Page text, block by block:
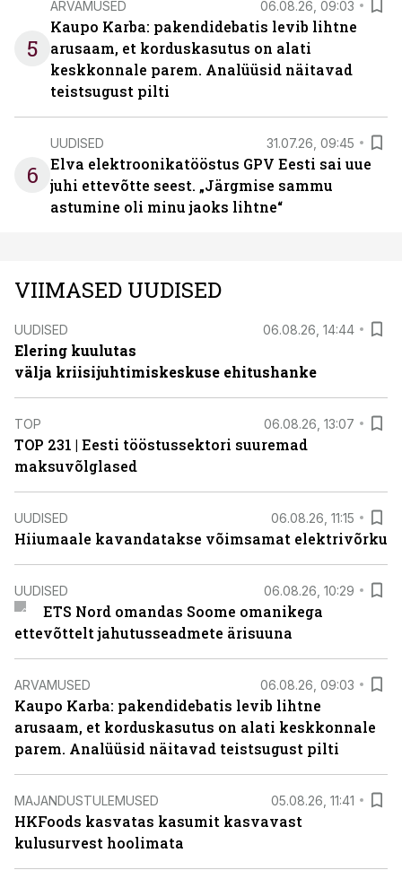
5
ARVAMUSED 06.08.26, 09:03
Kaupo Karba: pakendidebatis levib lihtne
arusaam, et korduskasutus on alati
keskkonnale parem. Analüüsid näitavad
teistsugust pilti
6
UUDISED 31.07.26, 09:45
Elva elektroonikatööstus GPV Eesti sai uue
juhi ettevõtte seest. „Järgmise sammu
astumine oli minu jaoks lihtne“
VIIMASED UUDISED
UUDISED 06.08.26, 14:44
Elering kuulutas
välja kriisijuhtimiskeskuse ehitushanke
TOP 06.08.26, 13:07
TOP 231 | Eesti tööstussektori suuremad
maksuvõlglased
UUDISED 06.08.26, 11:15
Hiiumaale kavandatakse võimsamat elektrivõrku
UUDISED 06.08.26, 10:29
ETS Nord omandas Soome omanikega
ettevõttelt jahutusseadmete ärisuuna
ARVAMUSED 06.08.26, 09:03
Kaupo Karba: pakendidebatis levib lihtne
arusaam, et korduskasutus on alati keskkonnale
parem. Analüüsid näitavad teistsugust pilti
MAJANDUSTULEMUSED 05.08.26, 11:41
HKFoods kasvatas kasumit kasvavast
kulusurvest hoolimata